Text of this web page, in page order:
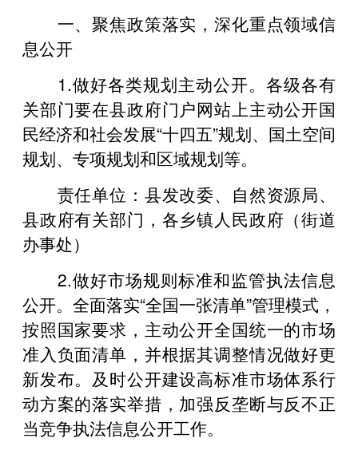
一、聚焦政策落实，深化重点领域信
息公开
1.做好各类规划主动公开。各级各有
关部门要在县政府门户网站上主动公开国
民经济和社会发展“十四五”规划、国土空间
规划、专项规划和区域规划等。
责任单位：县发改委、自然资源局、
县政府有关部门，各乡镇人民政府（街道
办事处）
2.做好市场规则标准和监管执法信息
公开。全面落实“全国一张清单”管理模式，
按照国家要求，主动公开全国统一的市场
准入负面清单，并根据其调整情况做好更
新发布。及时公开建设高标准市场体系行
动方案的落实举措，加强反垄断与反不正
当竞争执法信息公开工作。